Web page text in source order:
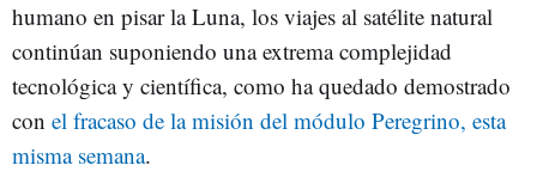
humano en pisar la Luna, los viajes al satélite natural
continúan suponiendo una extrema complejidad
tecnológica y científica, como ha quedado demostrado
con el fracaso de la misión del módulo Peregrino, esta
misma semana.